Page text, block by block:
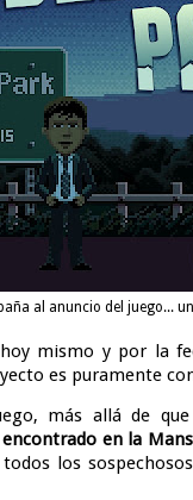
al anuncio del juego...
mismo y por la
es puramente
más allá de
encontrado en la
los